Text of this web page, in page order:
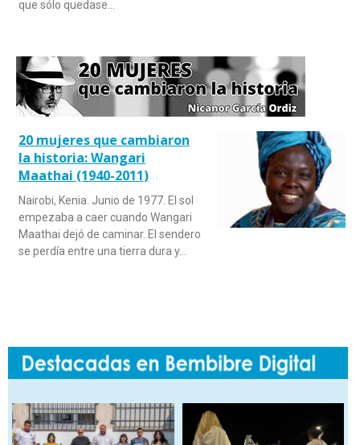
que sólo quedase…
20 mujeres que cambiaron
la historia: Wangari
Maathai (1940-2011)
Nairobi, Kenia. Junio de 1977. El sol
empezaba a caer cuando Wangari
Maathai dejó de caminar. El sendero
se perdía entre una tierra dura y…